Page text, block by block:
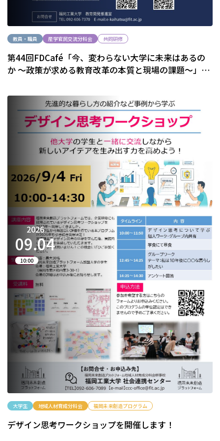
教員・職員 産学官民交流分科会 共同研修
第44回FDCafé「今、変わらない大学に未来はあるの
か ～政策が求める教育改革の本質と現場の課題～」の
2026
09.04
10:00
大学生 地域人材育成分科会 福岡未来創造プログラム
デザイン思考ワークショップを開催します！